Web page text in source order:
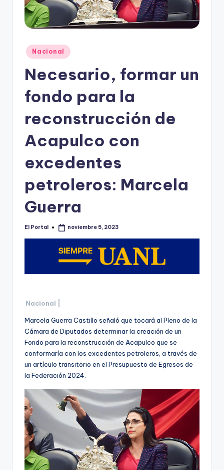
rr
Publicado
en
Nacional
Necesario, formar un
fondo para la
reconstrucción de
Acapulco con
excedentes
petroleros: Marcela
Guerra
Publicado
El Portal noviembre 5, 2023
Nacional |
Marcela Guerra Castillo señaló que tocará al Pleno de la
Cámara de Diputados determinar la creación de un
Fondo para la reconstrucción de Acapulco que se
conformaría con los excedentes petroleros, a través de
un artículo transitorio en el Presupuesto de Egresos de
la Federación 2024.